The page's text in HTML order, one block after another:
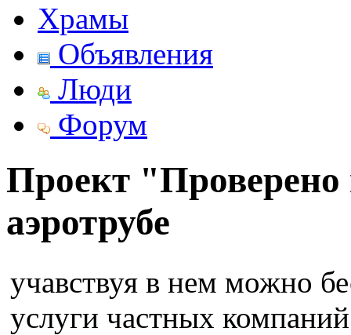
Храмы
Объявления
Люди
Форум
Проект "Проверено
аэротрубе
учавствуя в нем можно
услуги частных